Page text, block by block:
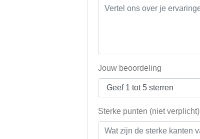
Jouw beoordeling
Sterke punten (niet verplicht)